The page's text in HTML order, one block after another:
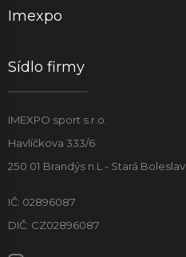
Imexpo
Sídlo firmy
IMEXPO sport s.r.o.
Havlíčkova 333/6
250 01 Brandýs n.L - Stará Boleslav
IČ: 02896087
DIČ: CZ02896087